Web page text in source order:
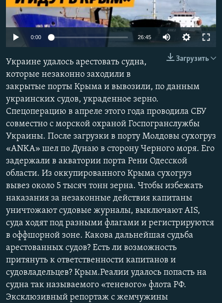
ПОБЕДИТЕЛЕЙ НЕ СУДЯТ?
КРЫМ.НЕПОКОРЕННЫЙ
ELIFBE
УКРАИНСКАЯ ПРОБЛЕМА КРЫМА
ПРИСОЕДИНЯЙТЕСЬ!
Все сайты RFE/RL
Auto 480p
720p 1080p
0:00 26:45
240p
480p
1080p
Загрузить
Украине удалось арестовать судна,
которые незаконно заходили в
закрытые порты Крыма и вывозили, по данным
украинских судов, украденное зерно.
Спецоперацию в апреле этого года проводила СБУ
совместно с морской охраной Госпогранслужбы
Украины. После загрузки в порту Молдовы сухогруз
«ANKA» шел по Дунаю в сторону Черного моря. Его
задержали в акватории порта Рени Одесской
области. Из оккупированного Крыма сухогруз
вывез около 5 тысяч тонн зерна. Чтобы избежать
наказания за незаконные действия капитаны
уничтожают судовые журналы, выключают AIS,
суда ходят под разными флагами и регистрируются
в оффшорной зоне. Какова дальнейшая судьба
арестованных судов? Есть ли возможность
притянуть к ответственности капитанов и
судовладельцев? Крым.Реалии удалось попасть на
судна так называемого «теневого» флота РФ.
Эксклюзивный репортаж с жемчужины